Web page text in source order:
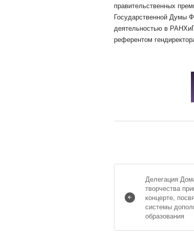
правительственных
Государственной Думы
деятельностью в
референтом
Делегация
творчества
концерте,
системы
образования